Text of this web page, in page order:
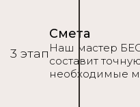
3 этап
Смета
Наш мастер
составит
необходимые